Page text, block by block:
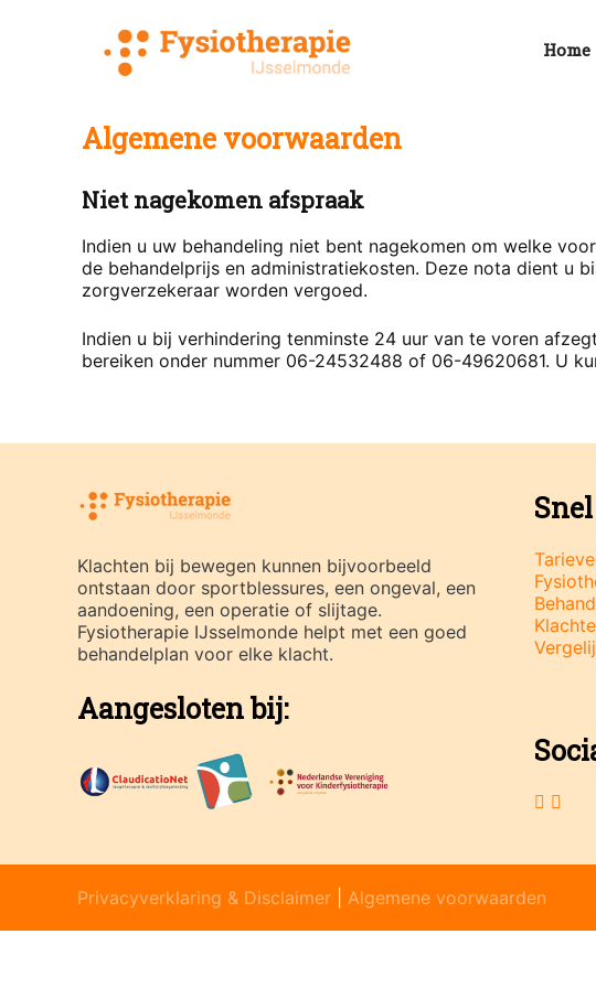
Home
Algemene voorwaarden
Niet nagekomen afspraak
Indien u uw behandeling niet bent nagekomen om welke
de behandelprijs en administratiekosten. Deze nota dient u
zorgverzekeraar worden vergoed.
Indien u bij verhindering tenminste 24 uur van te voren
bereiken onder nummer 06-24532488 of 06-49620681. U
Klachten bij bewegen kunnen bijvoorbeeld
ontstaan door sportblessures, een ongeval, een
aandoening, een operatie of slijtage.
Fysiotherapie IJsselmonde helpt met een goed
behandelplan voor elke klacht.
Aangesloten bij:
Privacyverklaring & Disclaimer| Algemene voorwaarden